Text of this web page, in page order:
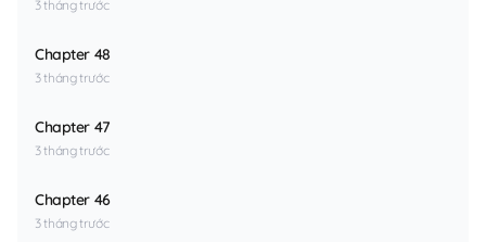
3 tháng trước
Chapter 48
3 tháng trước
Chapter 47
3 tháng trước
Chapter 46
3 tháng trước